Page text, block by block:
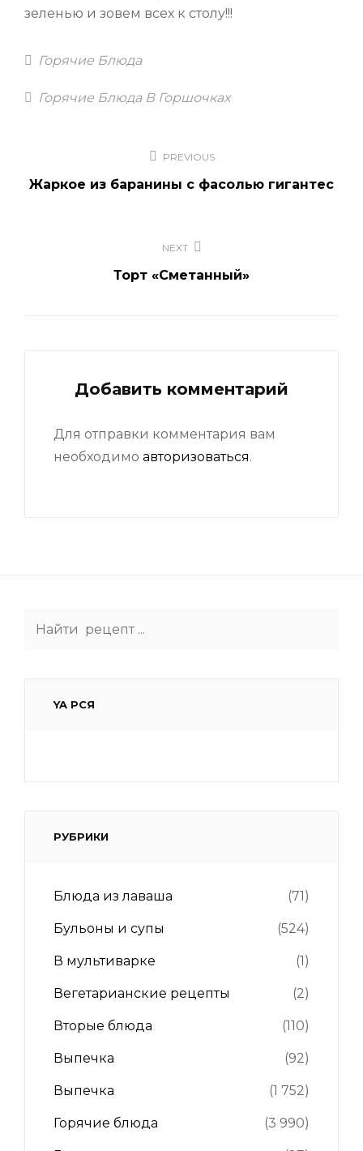
зеленью и зовем всех к столу!!!
Categories
Горячие Блюда
Tags
Горячие Блюда В Горшочках
Навигация
записям
PREVIOUS
Жаркое из баранины с фасолью гигантес
NEXT
Торт «Сметанный»
Добавить комментарий
Для отправки комментария вам
необходимо авторизоваться.
YA РСЯ
РУБРИКИ
Блюда из лаваша (71)
Бульоны и супы (524)
В мультиварке (1)
Вегетарианские рецепты (2)
Вторые блюда (110)
Выпечка (92)
Выпечка (1 752)
Горячие блюда (3 990)